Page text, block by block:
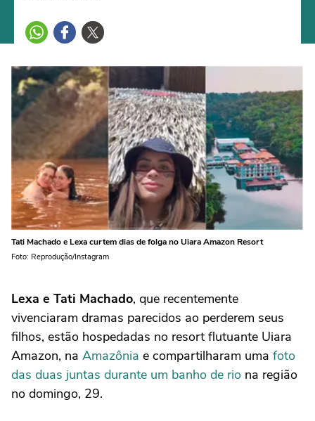
Tati Machado e Lexa curtem dias de folga no Uiara Amazon Resort
Foto: Reprodução/Instagram
Lexa e Tati Machado, que recentemente
vivenciaram dramas parecidos ao perderem seus
filhos, estão hospedadas no resort flutuante Uiara
Amazon, na Amazônia e compartilharam uma foto
das duas juntas durante um banho de rio na região
no domingo, 29.